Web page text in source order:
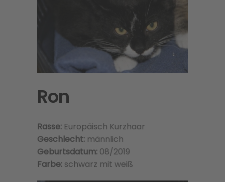
Ron
Rasse: Europäisch Kurzhaar
Geschlecht: männlich
Geburtsdatum: 08/2019
Farbe: schwarz mit weiß